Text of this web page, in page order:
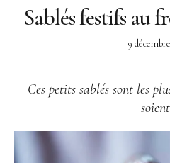
Sablés festifs au
9
Ces petits sablés sont les